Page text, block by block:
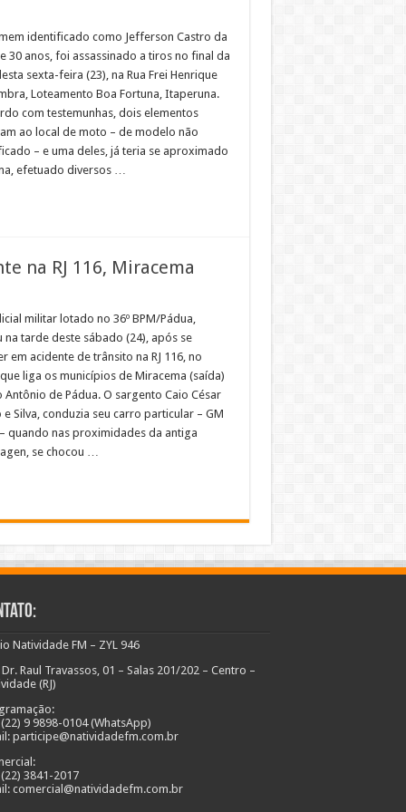
identificado como Jefferson Castro da
30 anos, foi assassinado a tiros no final da
sexta-feira (23), na Rua Frei Henrique
Loteamento Boa Fortuna, Itaperuna.
com testemunhas, dois elementos
ao local de moto – de modelo não
– e uma deles, já teria se aproximado
efetuado diversos …
na RJ 116, Miracema
militar lotado no 36º BPM/Pádua,
na tarde deste sábado (24), após se
em acidente de trânsito na RJ 116, no
liga os municípios de Miracema (saída)
Antônio de Pádua. O sargento Caio César
e Silva, conduzia seu carro particular – GM
quando nas proximidades da antiga
se chocou …
Natividade FM – ZYL 946
Dr. Raul Travassos, 01 – Salas 201/202 – Centro –
(RJ)
(22) 9 9898-0104 (WhatsApp)
participe@natividadefm.com.br
(22) 3841-2017
comercial@natividadefm.com.br